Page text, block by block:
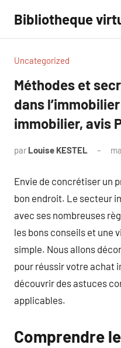
contenu
Bibliotheque
Uncategorized
Méthodes et
dans
immobilier, avis
par Louise KESTEL
Envie de concrétiser un
bon endroit. Le secteur
avec ses nombreuses
les bons conseils et une
simple. Nous allons
pour réussir votre achat
découvrir des astuces
applicables.
Comprendre